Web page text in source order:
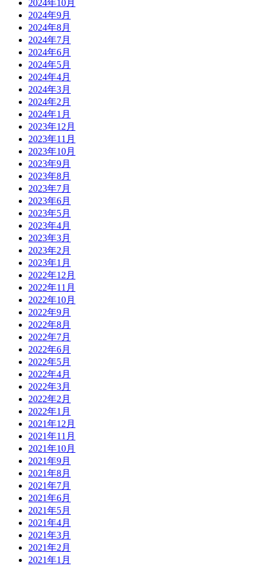
2024年10月
2024年9月
2024年8月
2024年7月
2024年6月
2024年5月
2024年4月
2024年3月
2024年2月
2024年1月
2023年12月
2023年11月
2023年10月
2023年9月
2023年8月
2023年7月
2023年6月
2023年5月
2023年4月
2023年3月
2023年2月
2023年1月
2022年12月
2022年11月
2022年10月
2022年9月
2022年8月
2022年7月
2022年6月
2022年5月
2022年4月
2022年3月
2022年2月
2022年1月
2021年12月
2021年11月
2021年10月
2021年9月
2021年8月
2021年7月
2021年6月
2021年5月
2021年4月
2021年3月
2021年2月
2021年1月